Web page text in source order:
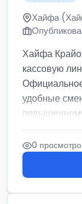
Хайфа
Хайфа
кассовую
удобные
0